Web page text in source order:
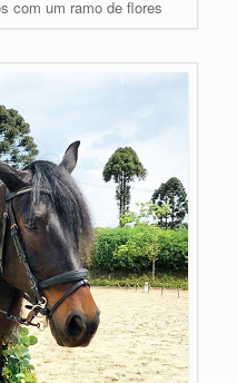
com um ramo de flores